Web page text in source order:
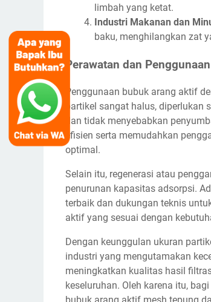
limbah yang ketat.
Industri Makanan dan
baku, menghilangkan zat
Perawatan dan
Penggunaan bubuk arang aktif
partikel sangat halus,
dan tidak menyebabkan
efisien serta memudahkan
optimal.
Selain itu, regenerasi atau
penurunan kapasitas adsorpsi.
terbaik dan dukungan teknis
aktif yang sesuai dengan
Dengan keunggulan ukuran
industri yang mengutamakan
meningkatkan kualitas hasil
keseluruhan. Oleh karena itu,